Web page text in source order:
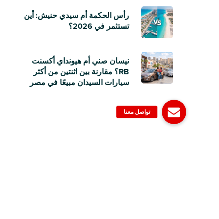
رأس الحكمة أم سيدي حنيش: أين
تستثمر في 2026؟
نيسان صني أم هيونداي أكسنت
RB؟ مقارنة بين اثنتين من أكثر
سيارات السيدان مبيعًا في مصر